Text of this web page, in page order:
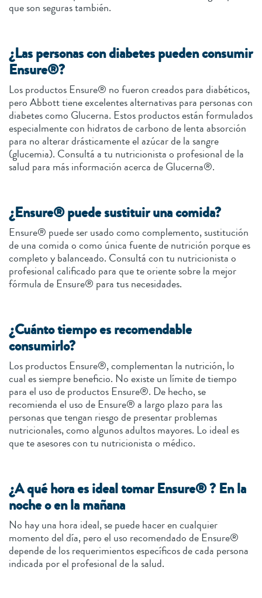
que son seguras también.
¿Las personas con diabetes pueden consumir
Ensure®?
Los productos Ensure® no fueron creados para diabéticos,
pero Abbott tiene excelentes alternativas para personas con
diabetes como Glucerna. Estos productos están formulados
especialmente con hidratos de carbono de lenta absorción
para no alterar drásticamente el azúcar de la sangre
(glucemia). Consultá a tu nutricionista o profesional de la
salud para más información acerca de Glucerna®.
¿Ensure® puede sustituir una comida?
Ensure® puede ser usado como complemento, sustitución
de una comida o como única fuente de nutrición porque es
completo y balanceado. Consultá con tu nutricionista o
profesional calificado para que te oriente sobre la mejor
fórmula de Ensure® para tus necesidades.
¿Cuánto tiempo es recomendable
consumirlo?
Los productos Ensure®, complementan la nutrición, lo
cual es siempre beneficio. No existe un límite de tiempo
para el uso de productos Ensure®. De hecho, se
recomienda el uso de Ensure® a largo plazo para las
personas que tengan riesgo de presentar problemas
nutricionales, como algunos adultos mayores. Lo ideal es
que te asesores con tu nutricionista o médico.
¿A qué hora es ideal tomar Ensure® ? En la
noche o en la mañana
No hay una hora ideal, se puede hacer en cualquier
momento del día, pero el uso recomendado de Ensure®
depende de los requerimientos específicos de cada persona
indicada por el profesional de la salud.